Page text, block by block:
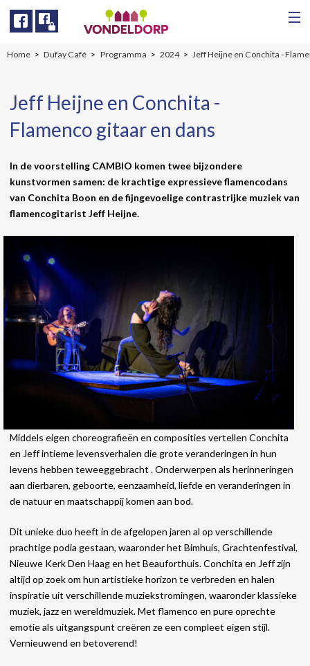
Facebook
Home Dufay Café Programma 2024 Jeff Heijne en Conchita -
Jeff Heijne en Conchita -
Flamenco gitaar en dans
In de voorstelling CAMBIO komen twee bijzondere
kunstvormen samen: de krachtige expressieve flamencodans
van Conchita Boon en de fijngevoelige contrastrijke muziek van
flamencogitarist Jeff Heijne.
Middels eigen choreografieën en composities vertellen Conchita
en Jeff intieme levensverhalen die grote veranderingen in hun
levens hebben teweeggebracht . Onderwerpen als herinneringen
aan dierbaren, geboorte, eenzaamheid, liefde en veranderingen in
de natuur en maatschappij komen aan bod.
Dit unieke duo heeft in de afgelopen jaren al op verschillende
prachtige podia gestaan, waaronder het Bimhuis, Grachtenfestival,
Nieuwe Kerk Den Haag en het Beauforthuis. Conchita en Jeff zijn
altijd op zoek om hun artistieke horizon te verbreden en halen
inspiratie uit verschillende muziekstromingen, waaronder klassieke
muziek, jazz en wereldmuziek. Met flamenco en pure oprechte
emotie als uitgangspunt creëren ze een compleet eigen stijl.
Vernieuwend en betoverend!